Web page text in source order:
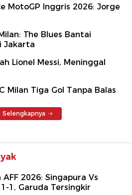
MotoGP Inggris 2026: Jorge
The Blues Bantai
Jakarta
Lionel Messi, Meninggal
Milan Tiga Gol Tanpa Balas
Selengkapnya
AFF 2026: Singapura Vs
1, Garuda Tersingkir